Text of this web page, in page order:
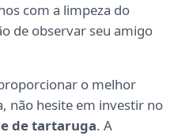
com a limpeza do
de observar seu amigo
o melhor
não hesite em investir no
de tartaruga. A